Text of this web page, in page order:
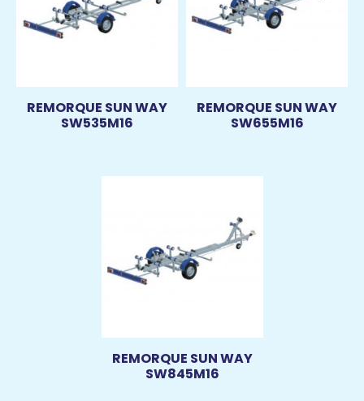
REMORQUE SUN WAY
SW535M16
REMORQUE SUN WAY
SW655M16
REMORQUE SUN WAY
SW845M16